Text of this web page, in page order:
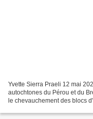
Yvette Sierra Praeli 12 mai
autochtones du Pérou et du
le chevauchement des blocs